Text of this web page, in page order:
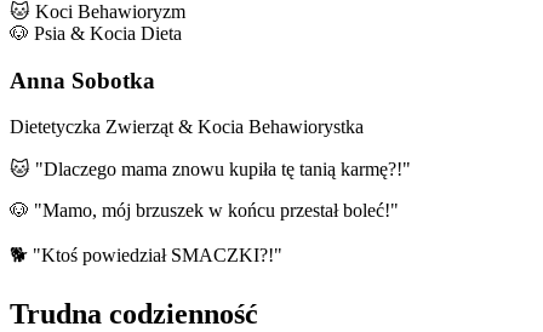
🐱 Koci Behawioryzm
🐶 Psia & Kocia Dieta
Anna Sobotka
Dietetyczka Zwierząt & Kocia Behawiorystka
🐱 "Dlaczego mama znowu kupiła tę tanią karmę?!"
🐶 "Mamo, mój brzuszek w końcu przestał boleć!"
🐕 "Ktoś powiedział SMACZKI?!"
Trudna codzienność